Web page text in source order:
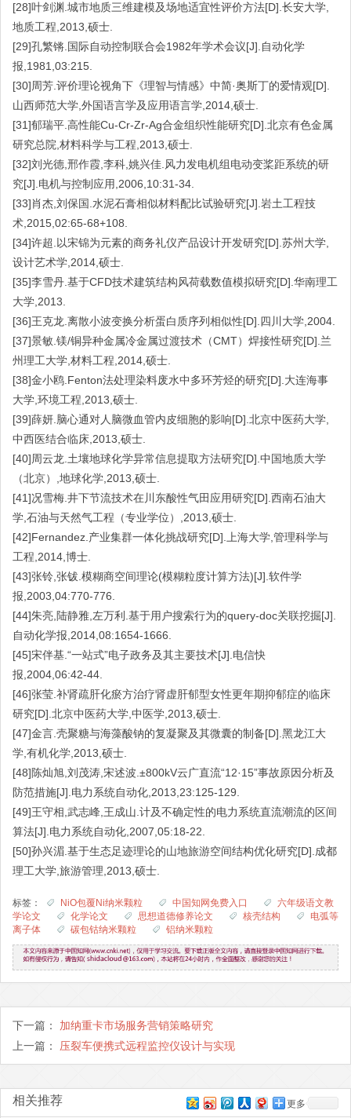
[28]叶剑渊.城市地质三维建模及场地适宜性评价方法[D].长安大学,
地质工程,2013,硕士.
[29]孔繁锵.国际自动控制联合会1982年学术会议[J].自动化学
报,1981,03:215.
[30]周芳.评价理论视角下《理智与情感》中简·奥斯丁的爱情观[D].
山西师范大学,外国语言学及应用语言学,2014,硕士.
[31]郁瑞平.高性能Cu-Cr-Zr-Ag合金组织性能研究[D].北京有色金属
研究总院,材料科学与工程,2013,硕士.
[32]刘光德,邢作霞,李科,姚兴佳.风力发电机组电动变桨距系统的研
究[J].电机与控制应用,2006,10:31-34.
[33]肖杰,刘保国.水泥石膏相似材料配比试验研究[J].岩土工程技
术,2015,02:65-68+108.
[34]许超.以宋锦为元素的商务礼仪产品设计开发研究[D].苏州大学,
设计艺术学,2014,硕士.
[35]李雪丹.基于CFD技术建筑结构风荷载数值模拟研究[D].华南理工
大学,2013.
[36]王克龙.离散小波变换分析蛋白质序列相似性[D].四川大学,2004.
[37]景敏.镁/铜异种金属冷金属过渡技术（CMT）焊接性研究[D].兰
州理工大学,材料工程,2014,硕士.
[38]金小鸥.Fenton法处理染料废水中多环芳烃的研究[D].大连海事
大学,环境工程,2013,硕士.
[39]薛妍.脑心通对人脑微血管内皮细胞的影响[D].北京中医药大学,
中西医结合临床,2013,硕士.
[40]周云龙.土壤地球化学异常信息提取方法研究[D].中国地质大学
（北京）,地球化学,2013,硕士.
[41]况雪梅.井下节流技术在川东酸性气田应用研究[D].西南石油大
学,石油与天然气工程（专业学位）,2013,硕士.
[42]Fernandez.产业集群一体化挑战研究[D].上海大学,管理科学与
工程,2014,博士.
[43]张铃,张钹.模糊商空间理论(模糊粒度计算方法)[J].软件学
报,2003,04:770-776.
[44]朱亮,陆静雅,左万利.基于用户搜索行为的query-doc关联挖掘[J].
自动化学报,2014,08:1654-1666.
[45]宋伴基.“一站式”电子政务及其主要技术[J].电信快
报,2004,06:42-44.
[46]张莹.补肾疏肝化瘀方治疗肾虚肝郁型女性更年期抑郁症的临床
研究[D].北京中医药大学,中医学,2013,硕士.
[47]金言.壳聚糖与海藻酸钠的复凝聚及其微囊的制备[D].黑龙江大
学,有机化学,2013,硕士.
[48]陈灿旭,刘茂涛,宋述波.±800kV云广直流“12·15”事故原因分析及
防范措施[J].电力系统自动化,2013,23:125-129.
[49]王守相,武志峰,王成山.计及不确定性的电力系统直流潮流的区间
算法[J].电力系统自动化,2007,05:18-22.
[50]孙兴湄.基于生态足迹理论的山地旅游空间结构优化研究[D].成都
理工大学,旅游管理,2013,硕士.
标签： NiO包覆Ni纳米颗粒 中国知网免费入口
六年级语文教
学论文
化学论文 思想道德修养论文 核壳结构
电弧等
离子体
碳包钴纳米颗粒 铝纳米颗粒
下一篇： 加纳重卡市场服务营销策略研究
上一篇： 压裂车便携式远程监控仪设计与实现
相关推荐 更多